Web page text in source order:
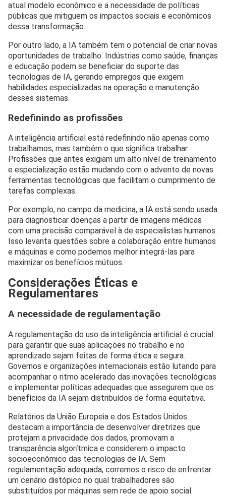
atual modelo econômico e a necessidade de políticas
públicas que mitiguem os impactos sociais e econômicos
dessa transformação.
Por outro lado, a IA também tem o potencial de criar novas
oportunidades de trabalho. Indústrias como saúde, finanças
e educação podem se beneficiar do suporte das
tecnologias de IA, gerando empregos que exigem
habilidades especializadas na operação e manutenção
desses sistemas.
Redefinindo as profissões
A inteligência artificial está redefinindo não apenas como
trabalhamos, mas também o que significa trabalhar.
Profissões que antes exigiam um alto nível de treinamento
e especialização estão mudando com o advento de novas
ferramentas tecnológicas que facilitam o cumprimento de
tarefas complexas.
Por exemplo, no campo da medicina, a IA está sendo usada
para diagnosticar doenças a partir de imagens médicas
com uma precisão comparável à de especialistas humanos.
Isso levanta questões sobre a colaboração entre humanos
e máquinas e como podemos melhor integrá-las para
maximizar os benefícios mútuos.
Considerações Éticas e
Regulamentares
A necessidade de regulamentação
A regulamentação do uso da inteligência artificial é crucial
para garantir que suas aplicações no trabalho e no
aprendizado sejam feitas de forma ética e segura.
Governos e organizações internacionais estão lutando para
acompanhar o ritmo acelerado das inovações tecnológicas
e implementar políticas adequadas que assegurem que os
benefícios da IA sejam distribuídos de forma equitativa.
Relatórios da União Europeia e dos Estados Unidos
destacam a importância de desenvolver diretrizes que
protejam a privacidade dos dados, promovam a
transparência algorítmica e considerem o impacto
socioeconômico das tecnologias de IA. Sem
regulamentação adequada, corremos o risco de enfrentar
um cenário distópico no qual trabalhadores são
substituídos por máquinas sem rede de apoio social.